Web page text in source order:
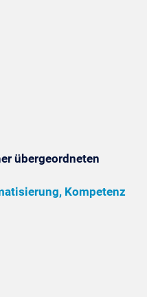
übergeordneten
Kompetenz